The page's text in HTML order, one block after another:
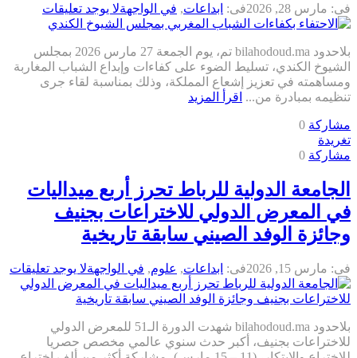
فى: مارس 28, 2026 فى: ابداعات, في الواجهةلا يوجد تعليقات
بلاحدود bilahodoud.ma تم، يوم الجمعة 27 مارس 2026 بمجلس
الشيوخ الكندي، تسليط الضوء على كفاءات وإبداع الشباب المغاربة
ومساهمته في تعزيز إشعاع المملكة، وذلك بمناسبة لقاء جرى
تنظيمه بمبادرة من... اقرأ المزيد
مشاركة 0
تغريدة
مشاركة 0
الجامعة الدولية للرباط تحرز أربع ميداليات
في المعرض الدولي للاختراعات بجنيف
وجائزة الوفد الصيني سابقة تاريخية
فى: مارس 15, 2026 فى: ابداعات, علوم, في الواجهةلا يوجد تعليقات
بلاحدود bilahodoud.ma شهدت الدورة الـ51 للمعرض الدولي
للاختراعات بجنيف، أكبر حدث سنوي عالمي مخصص حصريا